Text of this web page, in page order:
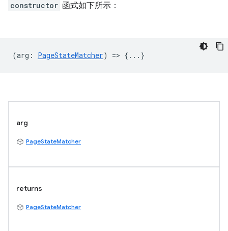
constructor 函式如下所示：
(arg : PageStateMatcher) => {...}
arg
PageStateMatcher
returns
PageStateMatcher